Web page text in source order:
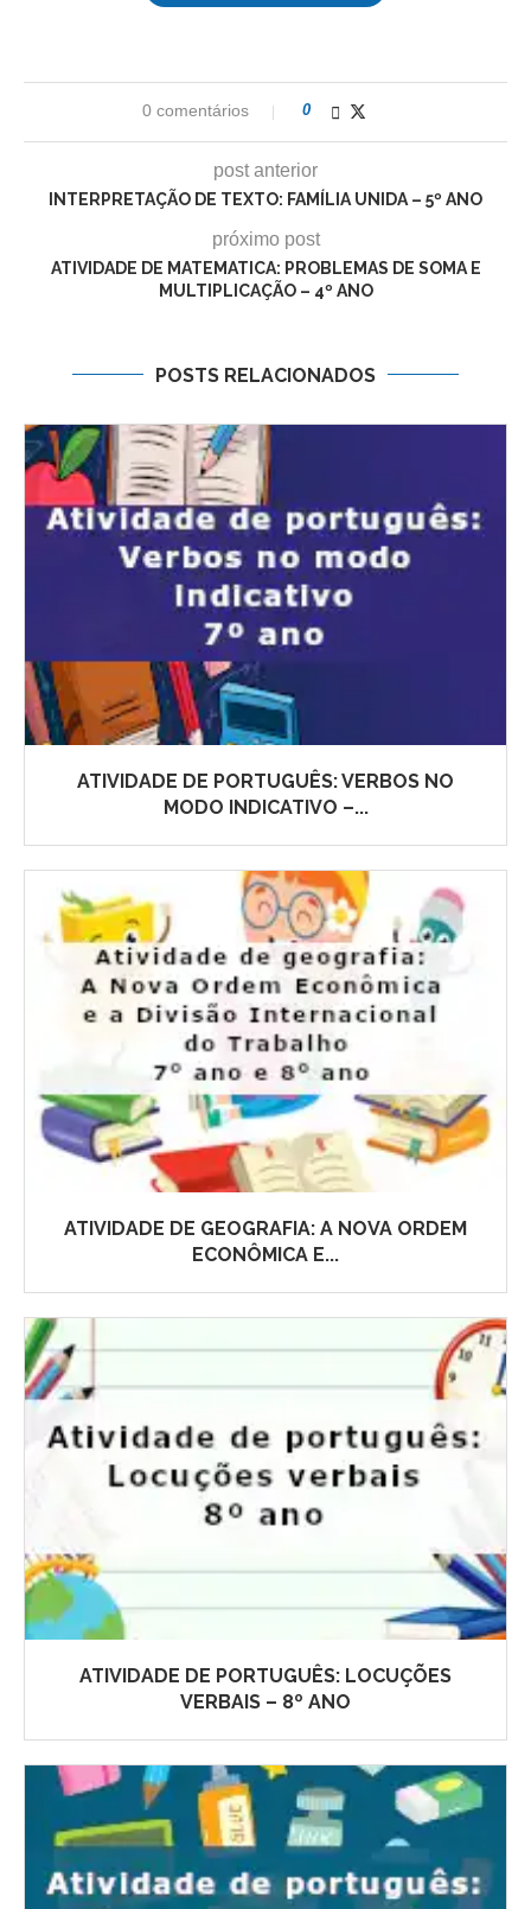
0 comentários 0
post anterior
INTERPRETAÇÃO DE TEXTO: FAMÍLIA UNIDA – 5º ANO
próximo post
ATIVIDADE DE MATEMATICA: PROBLEMAS DE SOMA E
MULTIPLICAÇÃO – 4º ANO
POSTS RELACIONADOS
ATIVIDADE DE PORTUGUÊS: VERBOS NO
MODO INDICATIVO –...
ATIVIDADE DE GEOGRAFIA: A NOVA ORDEM
ECONÔMICA E...
ATIVIDADE DE PORTUGUÊS: LOCUÇÕES
VERBAIS – 8º ANO